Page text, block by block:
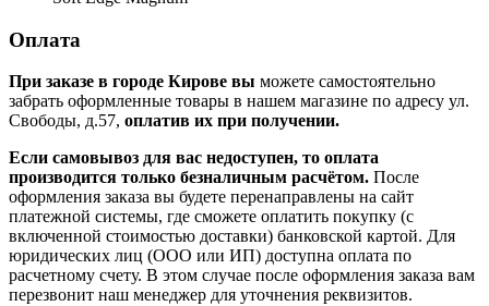
Оплата
При заказе в городе Кирове вы можете самостоятельно
забрать оформленные товары в нашем магазине по адресу ул.
Свободы, д.57, оплатив их при получении.
Если самовывоз для вас недоступен, то оплата
производится только безналичным расчётом. После
оформления заказа вы будете перенаправлены на сайт
платежной системы, где сможете оплатить покупку (с
включенной стоимостью доставки) банковской картой. Для
юридических лиц (ООО или ИП) доступна оплата по
расчетному счету. В этом случае после оформления заказа вам
перезвонит наш менеджер для уточнения реквизитов.